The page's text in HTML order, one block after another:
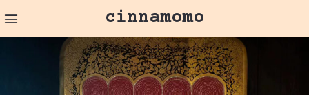
cinnamomo